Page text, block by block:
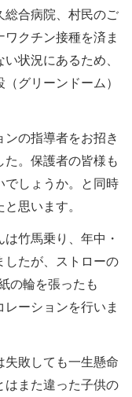
総合病院、村民のご
クチン接種を済ま
状況にあるため、
グリーンドーム）
の指導者をお招き
た。保護者の皆様も
でしょうか。と同時
思います。
竹馬乗り、年中・
したが、ストローの
の輪を張ったも
ーションを行いま
敗しても一生懸命
はまた違った子供の